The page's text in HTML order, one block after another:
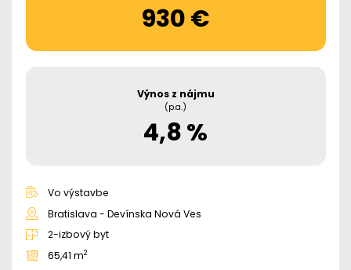
930 €
Výnos z nájmu
(p.a.)
4,8 %
Vo výstavbe
Bratislava - Devínska Nová Ves
2-izbový byt
65,41 m2